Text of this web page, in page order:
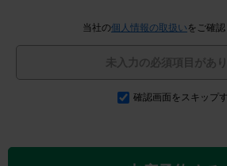
当社の個人情報の取扱い をご確認
未入力の必須項目があり
確認画面をスキップ